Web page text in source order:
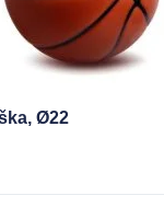
Ø22